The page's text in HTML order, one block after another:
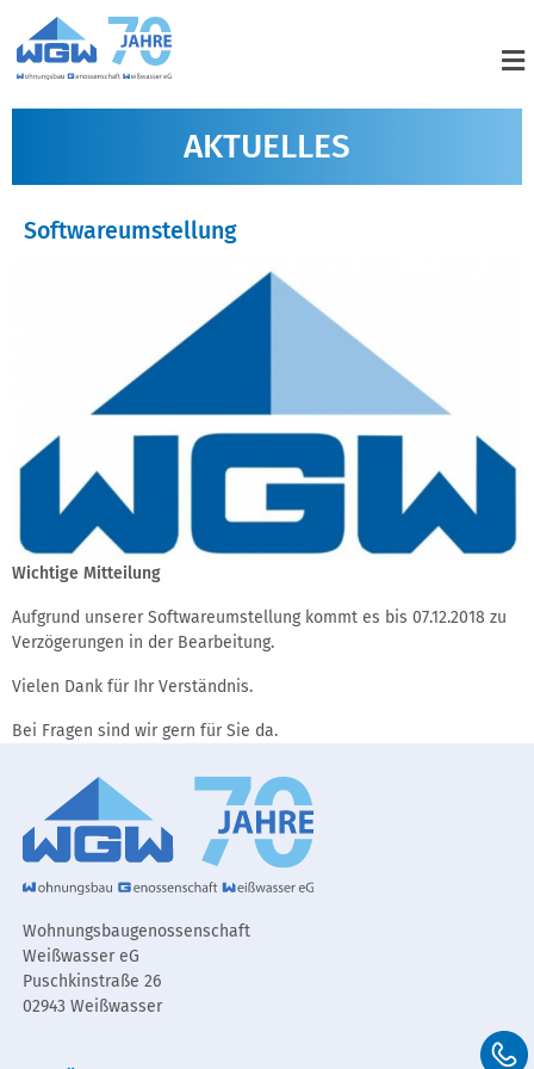
AKTUELLES
Softwareumstellung
Wichtige Mitteilung
Aufgrund unserer Softwareumstellung kommt es bis 07.12.2018 zu
Verzögerungen in der Bearbeitung.
Vielen Dank für Ihr Verständnis.
Bei Fragen sind wir gern für Sie da.
Wohnungsbaugenossenschaft
Weißwasser eG
Puschkinstraße 26
02943 Weißwasser